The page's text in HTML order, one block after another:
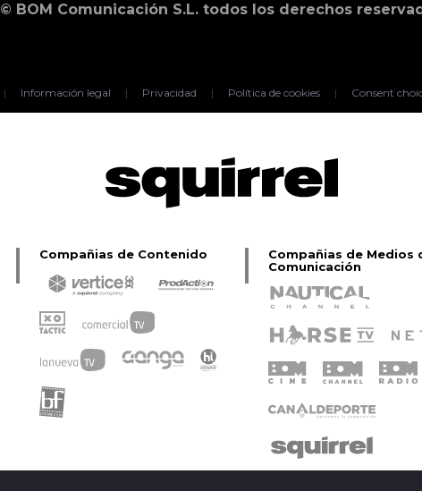
© BOM Comunicación S.L. todos los derechos
| Información legal | Privacidad | Política de cookies | Consent
Compañias de Contenido
Compañias de Medios
Comunicación